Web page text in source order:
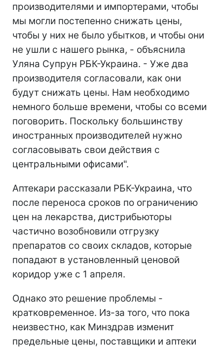
производителями и импортерами, чтобы
мы могли постепенно снижать цены,
чтобы у них не было убытков, и чтобы они
не ушли с нашего рынка, - объяснила
Уляна Супрун РБК-Украина. - Уже два
производителя согласовали, как они
будут снижать цены. Нам необходимо
немного больше времени, чтобы со всеми
поговорить. Поскольку большинству
иностранных производителей нужно
согласовывать свои действия с
центральными офисами".
Аптекари рассказали РБК-Украина, что
после переноса сроков по ограничению
цен на лекарства, дистрибьюторы
частично возобновили отгрузку
препаратов со своих складов, которые
попадают в установленный ценовой
коридор уже с 1 апреля.
Однако это решение проблемы -
кратковременное. Из-за того, что пока
неизвестно, как Минздрав изменит
предельные цены, поставщики и аптеки